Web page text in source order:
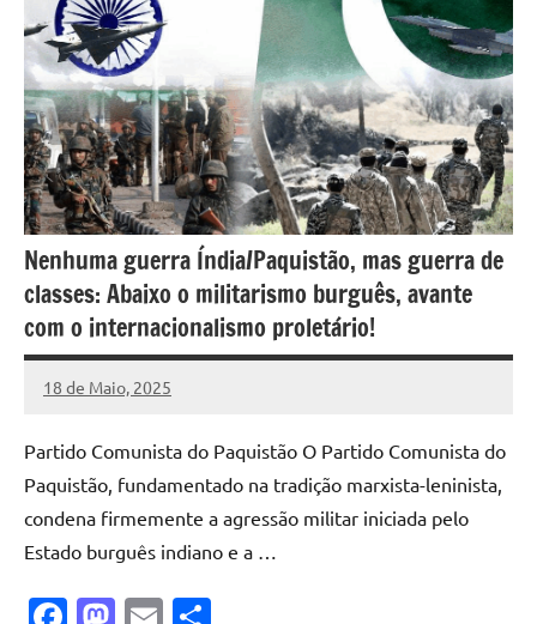
Nenhuma guerra Índia/Paquistão, mas guerra de
classes: Abaixo o militarismo burguês, avante
com o internacionalismo proletário!
18 de Maio, 2025
Pedro
Partido Comunista do Paquistão O Partido Comunista do
Paquistão, fundamentado na tradição marxista-leninista,
condena firmemente a agressão militar iniciada pelo
Estado burguês indiano e a …